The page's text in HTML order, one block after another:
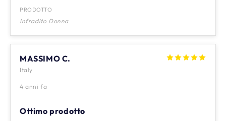
PRODOTTO
Infradito Donna
MASSIMO C.
Italy
4 anni fa
Ottimo prodotto